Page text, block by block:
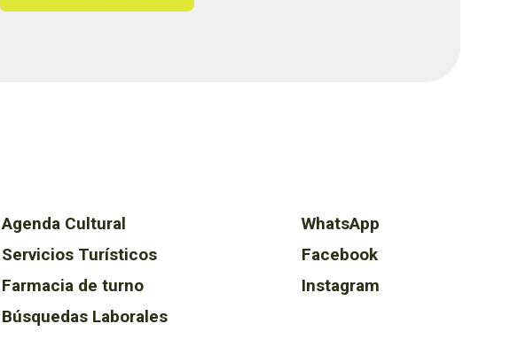
Agenda Cultural
Servicios Turísticos
Farmacia de turno
Búsquedas Laborales
WhatsApp
Facebook
Instagram